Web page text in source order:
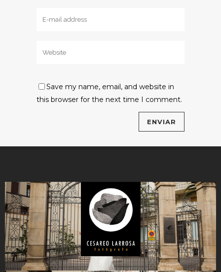
Save my name, email, and website in
this browser for the next time I comment.